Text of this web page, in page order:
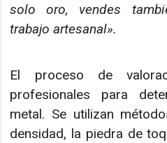
solo oro, vendes
trabajo artesanal».
El proceso de
profesionales para
metal. Se utilizan
densidad, la piedra de